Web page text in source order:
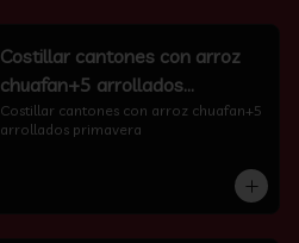
Costillar cantones con arroz
chuafan+5 arrollados
primavera
Costillar cantones con arroz chuafan+5
arrollados primavera